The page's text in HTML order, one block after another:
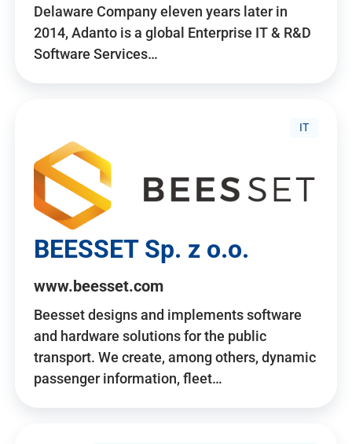
Delaware Company eleven years later in
2014, Adanto is a global Enterprise IT & R&D
Software Services…
IT
BEESSET Sp. z o.o.
www.beesset.com
Beesset designs and implements software
and hardware solutions for the public
transport. We create, among others, dynamic
passenger information, fleet…